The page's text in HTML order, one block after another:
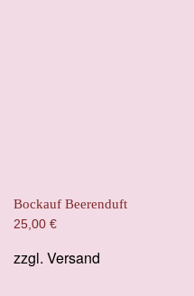
Bockauf Beerenduft
25,00 €
zzgl. Versand